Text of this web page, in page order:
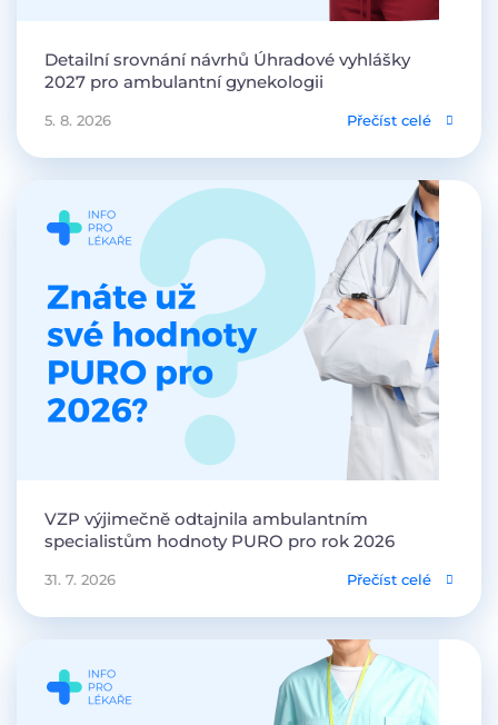
Detailní srovnání návrhů Úhradové vyhlášky
2027 pro ambulantní gynekologii
5. 8. 2026 Přečíst celé
VZP výjimečně odtajnila ambulantním
specialistům hodnoty PURO pro rok 2026
31. 7. 2026 Přečíst celé